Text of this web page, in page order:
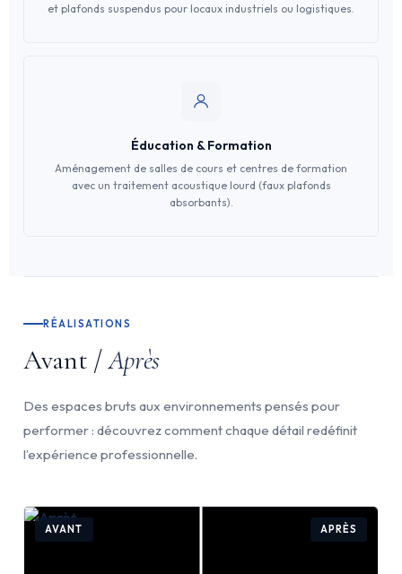
et plafonds suspendus pour locaux industriels ou logistiques.
Éducation & Formation
Aménagement de salles de cours et centres de formation
avec un traitement acoustique lourd (faux plafonds
absorbants).
RÉALISATIONS
Avant /Après
Des espaces bruts aux environnements pensés pour
performer : découvrez comment chaque détail redéfinit
l’expérience professionnelle.
AVANT APRÈS